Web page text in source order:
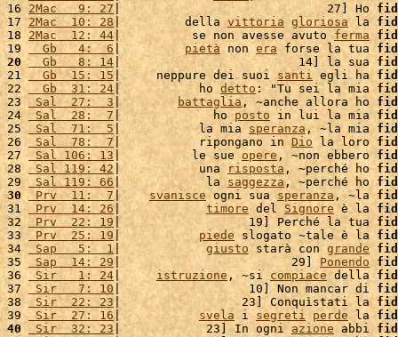
16 2Mac   9: 27 |                             27] Ho
17 2Mac  10: 28|         della vittoria gloriosa la
18 2Mac  12: 44 |          se non avesse avuto ferma
19
  Gb   4:  6
| pietà non era forse la tua
20
  Gb   8: 14
|                         14] la sua
21
  Gb  15: 15
|     neppure dei suoi santi egli ha
22
  Gb  31: 24
|           ho detto : "Tu sei la mia
23
Sal  27:  3 | battaglia, ~anche allora ho
24
Sal  28:  7|             ho posto in lui la mia
25 Sal  71:  5 |           la mia speranza, ~la mia
26 Sal  78:  7 |           ripongano in Dio la loro
27 Sal 106: 13 |          le sue opere , ~non ebbero
28 Sal 119: 42 |           una risposta , ~perché ho
29
Sal 119: 66 |            la saggezza, ~perché ho
30
Prv  11:  7| svanisce ogni sua speranza , ~la
31 Prv  14: 26 | timore del Signore è la
32 Prv  22: 19 |                  19] Perché la tua
33 Prv  25: 19 | piede slogato ~tale è la
34 Sap   5:  1| giusto starà con grande
35 Sap  14: 29|                        29] Ponendo
36 Sir   1: 24 | istruzione , ~si compiace della
37 Sir   7: 10 |                  10] Non mancar di
38
Sir  22: 23|                 23] Conquìstati la
39 Sir  27: 16 | svela i segreti perde la
40
Sir  32: 23 |            23] In ogni azione abbi